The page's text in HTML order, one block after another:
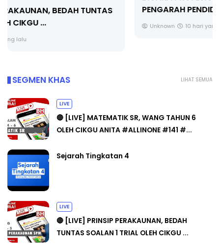
PENGARAH PENDIDIKAN MALAYSIA
Unknown
LIHAT SEMUA
SEGMEN KHAS
LIVE
🔴 [LIVE] MATEMATIK SR, WANG TAHUN 6
OLEH CIKGU ANITA #ALLINONE #141 #...
Sejarah Tingkatan 4
LIVE
🔴 [LIVE] PRINSIP PERAKAUNAN, BEDAH
TUNTAS SOALAN 1 TRIAL OLEH CIKGU ...